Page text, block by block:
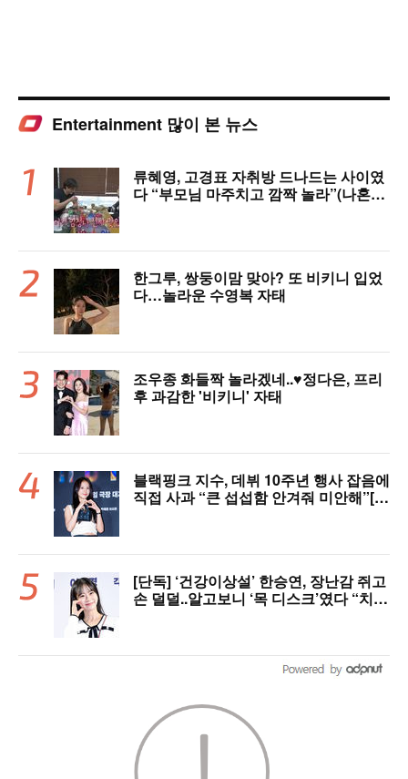
Entertainment 많이 본 뉴스
류혜영, 고경표 자취방 드나드는 사이였
다 “부모님 마주치고 깜짝 놀라”(나혼자
한그루, 쌍둥이맘 맞아? 또 비키니 입었
다…놀라운 수영복 자태
조우종 화들짝 놀라겠네..♥정다은, 프리
후 과감한 '비키니' 자태
블랙핑크 지수, 데뷔 10주년 행사 잡음에
직접 사과 “큰 섭섭함 안겨줘 미안해”[핫
[단독] ‘건강이상설’ 한승연, 장난감 쥐고
손 덜덜..알고보니 ‘목 디스크’였다 “치료